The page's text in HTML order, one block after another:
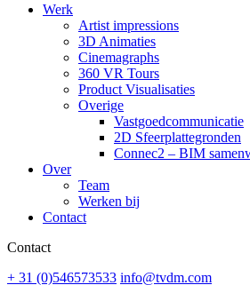
Werk
Artist impressions
3D Animaties
Cinemagraphs
360 VR Tours
Product Visualisaties
Overige
Vastgoedcommunicatie
2D Sfeerplattegronden
Connec2 – BIM
Over
Team
Werken bij
Contact
Contact
+ 31 (0)546573533 info@tvdm.com